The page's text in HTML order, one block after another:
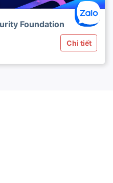
Foundation
Chi tiết